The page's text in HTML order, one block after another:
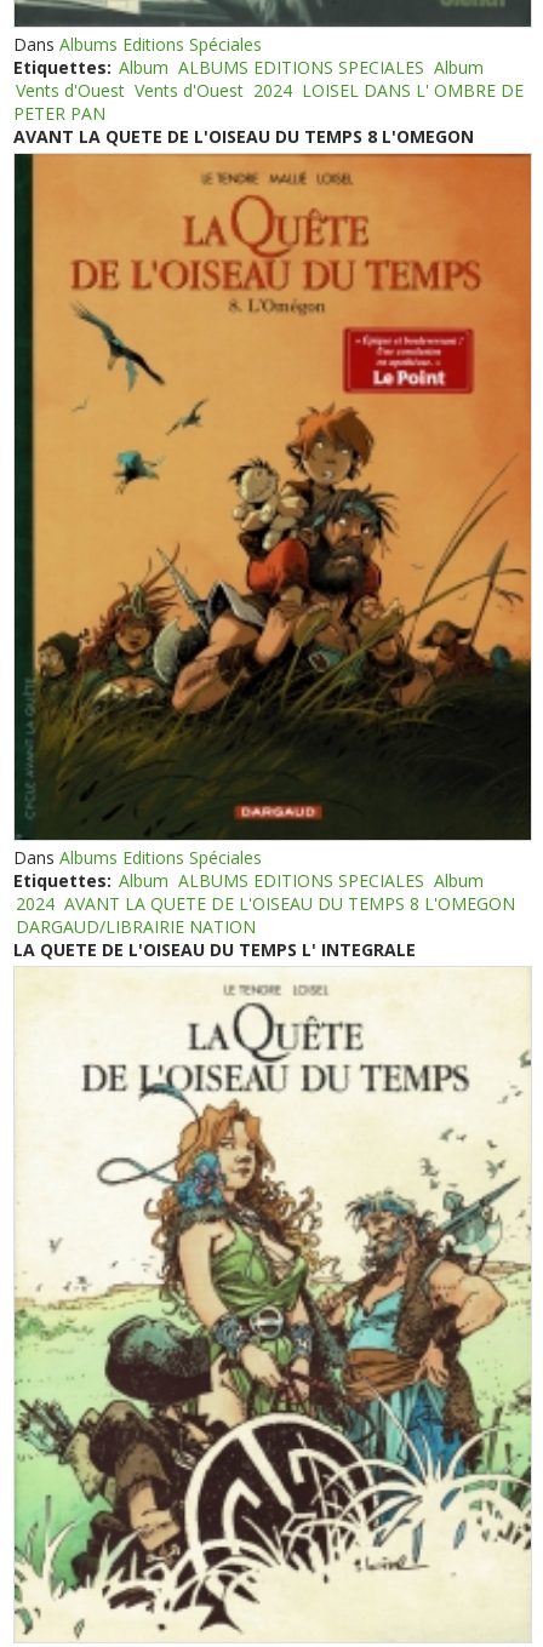
DansAlbums Editions Spéciales
Etiquettes: Album ALBUMS EDITIONS SPECIALES Album
Vents d'Ouest Vents d'Ouest 2024 LOISEL DANS L' OMBRE DE
PETER PAN
AVANT LA QUETE DE L'OISEAU DU TEMPS 8 L'OMEGON
DansAlbums Editions Spéciales
Etiquettes: Album ALBUMS EDITIONS SPECIALES Album
2024 AVANT LA QUETE DE L'OISEAU DU TEMPS 8 L'OMEGON
DARGAUD/LIBRAIRIE NATION
LA QUETE DE L'OISEAU DU TEMPS L' INTEGRALE